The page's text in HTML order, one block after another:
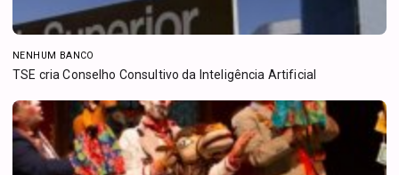
NENHUM BANCO
TSE cria Conselho Consultivo da Inteligência Artificial